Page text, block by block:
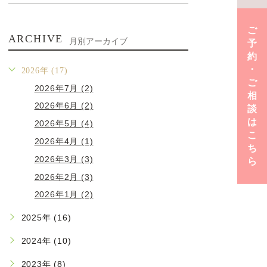
ご
予
約
･
ご
相
談
は
こ
ち
ら
ARCHIVE 月別アーカイブ
2026年 (17)
2026年7月 (2)
2026年6月 (2)
2026年5月 (4)
2026年4月 (1)
2026年3月 (3)
2026年2月 (3)
2026年1月 (2)
2025年 (16)
2024年 (10)
2023年 (8)